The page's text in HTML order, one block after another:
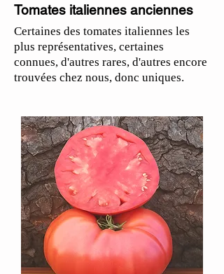
Tomates italiennes anciennes
Certaines des tomates italiennes les
plus représentatives, certaines
connues, d'autres rares, d'autres encore
trouvées chez nous, donc uniques.